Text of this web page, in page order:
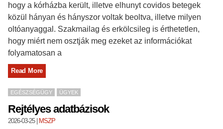
hogy a kórházba került, illetve elhunyt covidos betegek
közül hányan és hányszor voltak beoltva, illetve milyen
oltóanyaggal. Szakmailag és erkölcsileg is érthetetlen,
hogy miért nem osztják meg ezeket az információkat
folyamatosan a
Read More
EGÉSZSÉGÜGY ÜGYEK
Rejtélyes adatbázisok
2026-03-25| MSZP